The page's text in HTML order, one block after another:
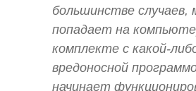
большинстве случаев,
попадает на
комплекте с какой-
вредоносной
начинает